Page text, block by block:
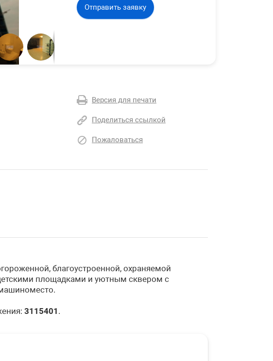
Отправить заявку
Версия для печати
Поделиться ссылкой
Пожаловаться
благоустроенной, охраняемой
площадками и уютным сквером с
3115401 .